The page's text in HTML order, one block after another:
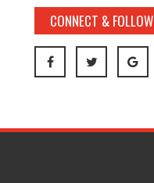
CONNECT & FOLLOW